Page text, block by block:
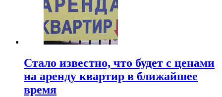
Стало известно, что будет с ценами
на аренду квартир в ближайшее
время